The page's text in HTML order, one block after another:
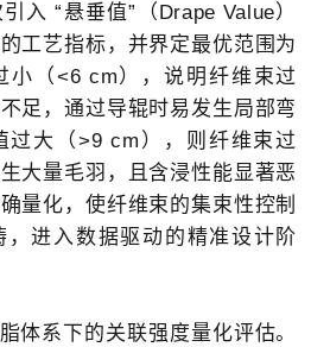
入 “悬垂值”（Drape Value）
工艺指标，并界定最优范围为
小（<6 cm），说明纤维束过
足，通过导辊时易发生局部弯
过大（>9 cm），则纤维束过
大量毛羽，且含浸性能显著恶
量化，使纤维束的集束性控制
，进入数据驱动的精准设计阶
体系下的关联强度量化评估。